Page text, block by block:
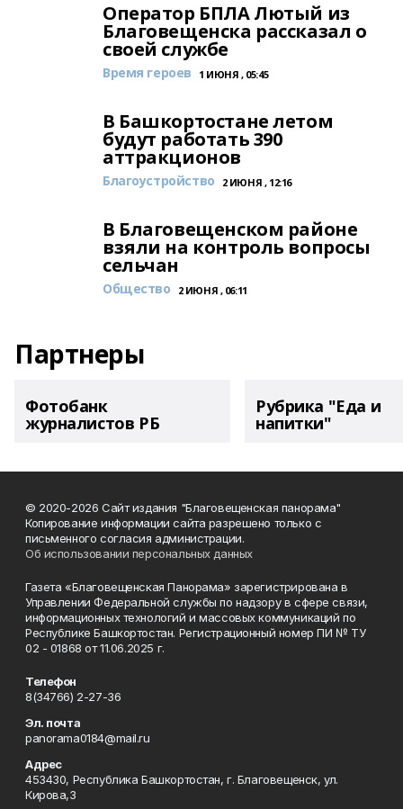
Оператор БПЛА Лютый из
Благовещенска рассказал о
своей службе
Время героев 1 ИЮНЯ , 05:45
В Башкортостане летом
будут работать 390
аттракционов
Благоустройство 2 ИЮНЯ , 12:16
В Благовещенском районе
взяли на контроль вопросы
сельчан
Общество 2 ИЮНЯ , 06:11
Партнеры
Фотобанк
журналистов РБ
Рубрика "Еда и
напитки"
© 2020-2026 Сайт издания "Благовещенская панорама"
Копирование информации сайта разрешено только с
письменного согласия администрации.
Об использовании персональных данных
Газета «Благовещенская Панорама» зарегистрирована в
Управлении Федеральной службы по надзору в сфере связи,
информационных технологий и массовых коммуникаций по
Республике Башкортостан. Регистрационный номер ПИ № ТУ
02 - 01868 от 11.06.2025 г.
Телефон
8(34766) 2-27-36
Эл. почта
panorama0184@mail.ru
Адрес
453430, Республика Башкортостан, г. Благовещенск, ул.
Кирова,3